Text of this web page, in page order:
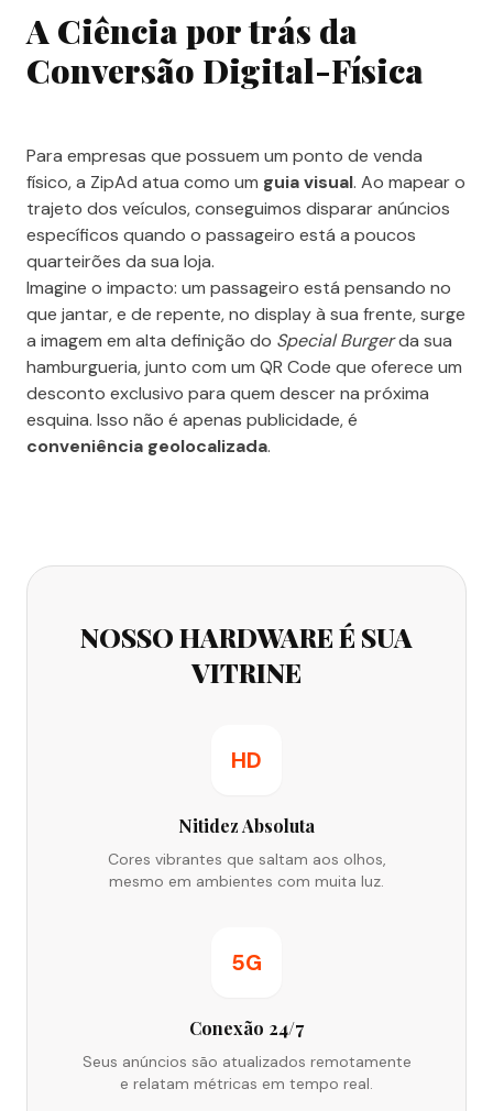
A Ciência por trás da
Conversão Digital-Física
Para empresas que possuem um ponto de venda
físico, a ZipAd atua como um guia visual. Ao mapear o
trajeto dos veículos, conseguimos disparar anúncios
específicos quando o passageiro está a poucos
quarteirões da sua loja.
Imagine o impacto: um passageiro está pensando no
que jantar, e de repente, no display à sua frente, surge
a imagem em alta definição do Special Burgerda sua
hamburgueria, junto com um QR Code que oferece um
desconto exclusivo para quem descer na próxima
esquina. Isso não é apenas publicidade, é
conveniência geolocalizada.
NOSSO HARDWARE É SUA
VITRINE
HD
Nitidez Absoluta
Cores vibrantes que saltam aos olhos,
mesmo em ambientes com muita luz.
5G
Conexão 24/7
Seus anúncios são atualizados remotamente
e relatam métricas em tempo real.